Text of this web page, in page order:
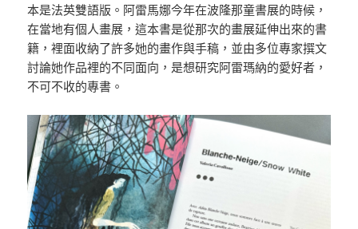
本是法英雙語版。阿雷馬娜今年在波隆那童書展的時候，
在當地有個人畫展，這本書是從那次的畫展延伸出來的書
籍，裡面收納了許多她的畫作與手稿，並由多位專家撰文
討論她作品裡的不同面向，是想研究阿雷瑪納的愛好者，
不可不收的專書。